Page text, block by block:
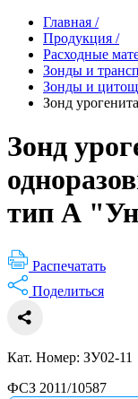
Главная /
Продукция /
Расходные
Зонды и
Зонды и
Зонд
Зонд
тип А
Распечатать
Поделиться
Кат. Номер: ЗУ02-11
ФСЗ 2011/10587